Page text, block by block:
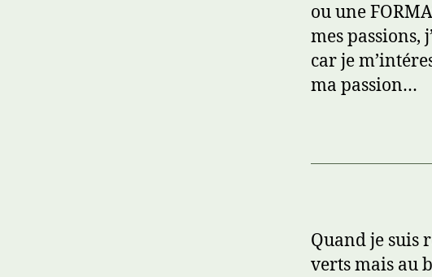
ou une
mes passions,
car je
ma passion…
Quand je suis
verts mais au